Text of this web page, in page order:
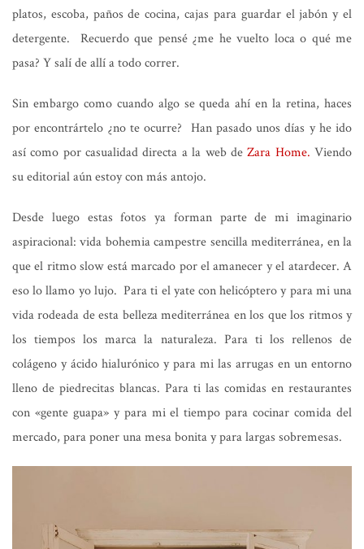
platos, escoba, paños de cocina, cajas para guardar el jabón y el
detergente. Recuerdo que pensé ¿me he vuelto loca o qué me
pasa? Y salí de allí a todo correr.
Sin embargo como cuando algo se queda ahí en la retina, haces
por encontrártelo ¿no te ocurre? Han pasado unos días y he ido
así como por casualidad directa a la web deZara Home. Viendo
su editorial aún estoy con más antojo.
Desde luego estas fotos ya forman parte de mi imaginario
aspiracional: vida bohemia campestre sencilla mediterránea, en la
que el ritmo slow está marcado por el amanecer y el atardecer. A
eso lo llamo yo lujo. Para ti el yate con helicóptero y para mi una
vida rodeada de esta belleza mediterránea en los que los ritmos y
los tiempos los marca la naturaleza. Para ti los rellenos de
colágeno y ácido hialurónico y para mi las arrugas en un entorno
lleno de piedrecitas blancas. Para ti las comidas en restaurantes
con «gente guapa» y para mi el tiempo para cocinar comida del
mercado, para poner una mesa bonita y para largas sobremesas.